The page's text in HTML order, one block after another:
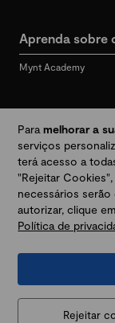
Aprenda sobre
Mynt Academy
Redes sociais
Desbloqueie
Av. Brigadeiro Faria Lima,
Paramelhorar a
serviços
terá acesso a
"Rejeitar
necessários serão
autorizar, clique
Política de
Rejeitar